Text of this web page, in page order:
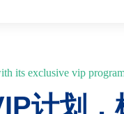
its exclusive vip
计划